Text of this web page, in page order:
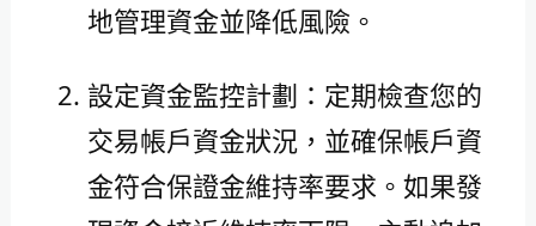
地管理資金並降低風險。
設定資金監控計劃：定期檢查您的
交易帳戶資金狀況，並確保帳戶資
金符合保證金維持率要求。如果發